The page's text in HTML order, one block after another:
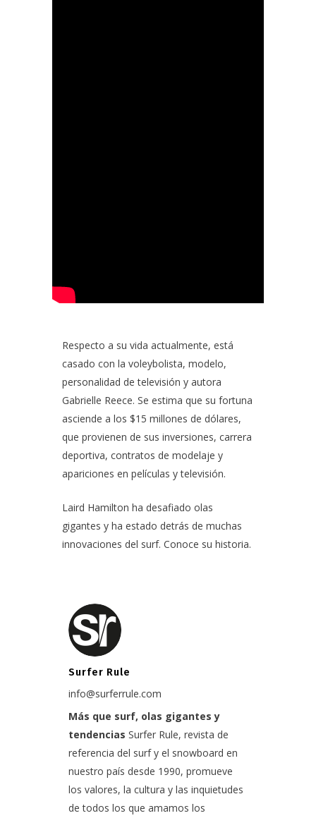
Respecto a su vida actualmente, está
casado con la voleybolista, modelo,
personalidad de televisión y autora
Gabrielle Reece. Se estima que su fortuna
asciende a los $15 millones de dólares,
que provienen de sus inversiones, carrera
deportiva, contratos de modelaje y
apariciones en películas y televisión.
Laird Hamilton ha desafiado olas
gigantes y ha estado detrás de muchas
innovaciones del surf. Conoce su historia.
Surfer Rule
info@surferrule.com
Más que surf, olas gigantes y
tendencias Surfer Rule, revista de
referencia del surf y el snowboard en
nuestro país desde 1990, promueve
los valores, la cultura y las inquietudes
de todos los que amamos los